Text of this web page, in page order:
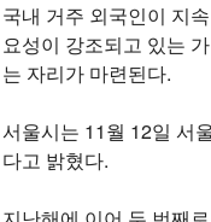
국내 거주 외국인이 지
요성이 강조되고 있는
는 자리가 마련된다.
서울시는 11월 12일 서
다고 밝혔다.